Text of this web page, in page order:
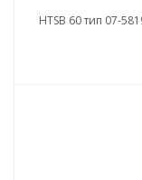
НТSB 60 тип 07-